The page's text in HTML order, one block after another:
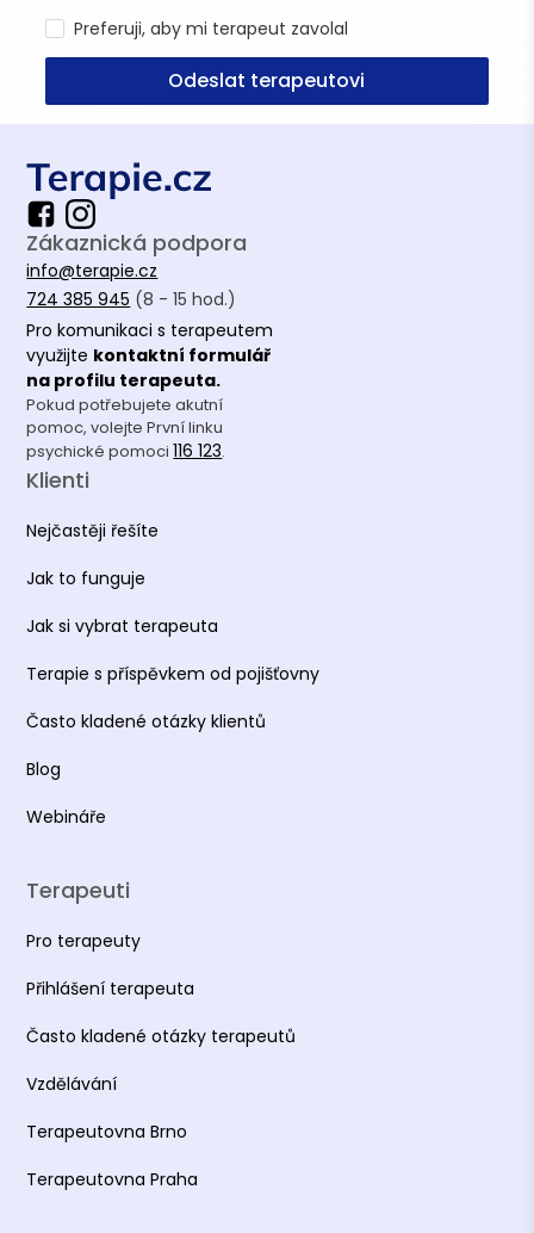
Preferuji, aby mi terapeut zavolal
Odeslat terapeutovi
Zákaznická podpora
info@terapie.cz
724 385 945 (8 - 15 hod.)
Pro komunikaci s terapeutem
využijte kontaktní formulář
na profilu terapeuta.
Pokud potřebujete akutní
pomoc, volejte První linku
psychické pomoci116 123.
Klienti
Nejčastěji řešíte
Jak to funguje
Jak si vybrat terapeuta
Terapie s příspěvkem od pojišťovny
Často kladené otázky klientů
Blog
Webináře
Terapeuti
Pro terapeuty
Přihlášení terapeuta
Často kladené otázky terapeutů
Vzdělávání
Terapeutovna Brno
Terapeutovna Praha